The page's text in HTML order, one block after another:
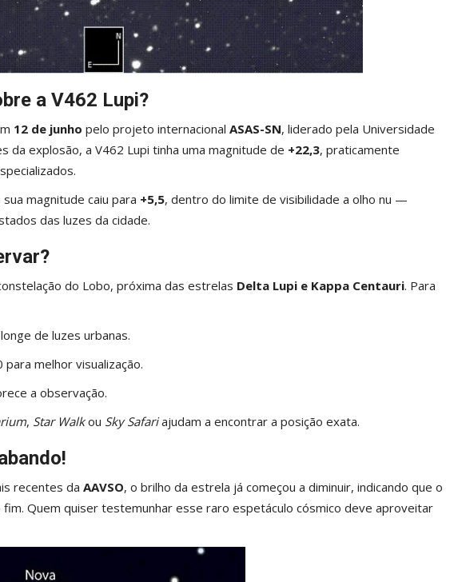
a V462 Lupi?
12 de junho pelo projeto internacional ASAS-SN, liderado pela Universidade
da explosão, a V462 Lupi tinha uma magnitude de +22,3, praticamente
magnitude caiu para +5,5, dentro do limite de visibilidade a olho nu —
das luzes da cidade.
do Lobo, próxima das estrelas Delta Lupi e Kappa Centauri. Para
de luzes urbanas.
melhor visualização.
a observação.
, Star Walkou Sky Safariajudam a encontrar a posição exata.
recentes da AAVSO, o brilho da estrela já começou a diminuir, indicando que o
Quem quiser testemunhar esse raro espetáculo cósmico deve aproveitar